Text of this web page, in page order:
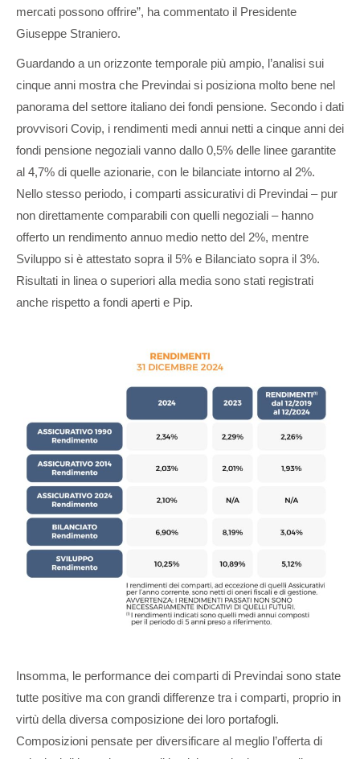
mercati possono offrire”, ha commentato il Presidente
Giuseppe Straniero.
Guardando a un orizzonte temporale più ampio, l’analisi sui
cinque anni mostra che Previndai si posiziona molto bene nel
panorama del settore italiano dei fondi pensione. Secondo i dati
provvisori Covip, i rendimenti medi annui netti a cinque anni dei
fondi pensione negoziali vanno dallo 0,5% delle linee garantite
al 4,7% di quelle azionarie, con le bilanciate intorno al 2%.
Nello stesso periodo, i comparti assicurativi di Previndai – pur
non direttamente comparabili con quelli negoziali – hanno
offerto un rendimento annuo medio netto del 2%, mentre
Sviluppo si è attestato sopra il 5% e Bilanciato sopra il 3%.
Risultati in linea o superiori alla media sono stati registrati
anche rispetto a fondi aperti e Pip.
Insomma, le performance dei comparti di Previndai sono state
tutte positive ma con grandi differenze tra i comparti, proprio in
virtù della diversa composizione dei loro portafogli.
Composizioni pensate per diversificare al meglio l’offerta di